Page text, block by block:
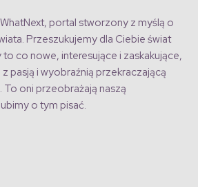
portal stworzony z myślą o
Przeszukujemy dla Ciebie świat
co nowe, interesujące i zaskakujące,
pasją i wyobraźnią przekraczającą
oni przeobrażają naszą
o tym pisać.